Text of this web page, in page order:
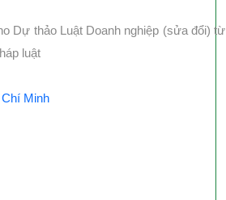
Dự thảo Luật Doanh nghiệp (sửa đổi) từ
luật
Minh